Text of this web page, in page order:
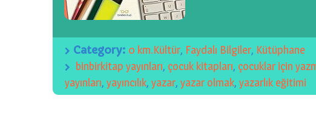
Category: 0 km.Kültür, Faydalı Bilgiler, Kütüphane
binbirkitap yayınları, çocuk kitapları, çocuklar için
yayınları, yayıncılık, yazar, yazar olmak, yazarlık eğitimi